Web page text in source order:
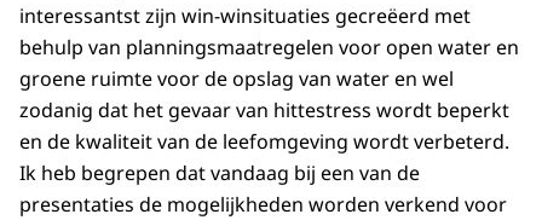
interessantst zijn win-winsituaties gecreëerd met
behulp van planningsmaatregelen voor open water en
groene ruimte voor de opslag van water en wel
zodanig dat het gevaar van hittestress wordt beperkt
en de kwaliteit van de leefomgeving wordt verbeterd.
Ik heb begrepen dat vandaag bij een van de
presentaties de mogelijkheden worden verkend voor